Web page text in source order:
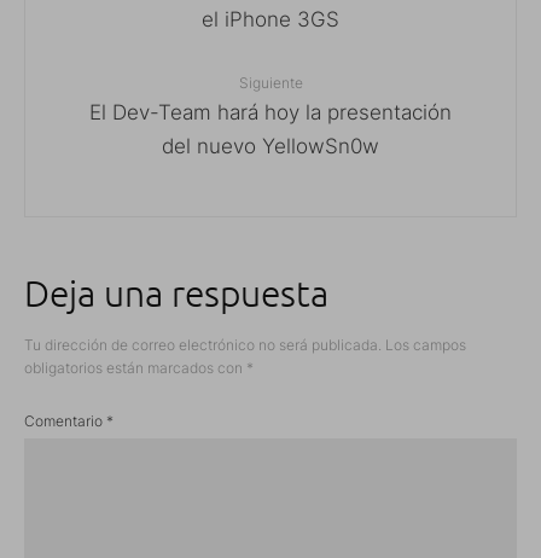
el iPhone 3GS
Siguiente
El Dev-Team hará hoy la presentación
del nuevo YellowSn0w
Deja una respuesta
Tu dirección de correo electrónico no será publicada. Los campos
obligatorios están marcados con *
Comentario *